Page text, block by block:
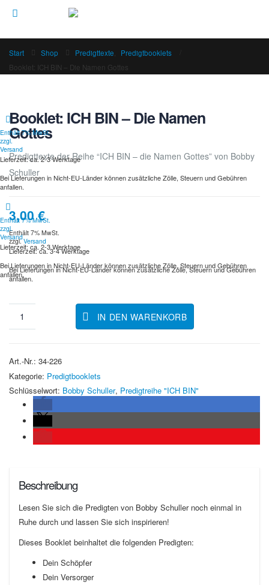
Start Shop Predigttexte
Predigtbooklets
Booklet: ICH BIN – Die Namen Gottes
Booklet: ICH BIN – Die Namen
Gottes
Enthält 7% MwSt.
zzgl.
Versand
Lieferzeit: ca. 2-3 Werktage
Bei Lieferungen in Nicht-EU-Länder können zusätzliche Zölle, Steuern und Gebühren
anfallen.
Enthält 7% MwSt.
zzgl.
Versand
Lieferzeit: ca. 2-3 Werktage
Bei Lieferungen in Nicht-EU-Länder können zusätzliche Zölle, Steuern und Gebühren
anfallen.
Predigttexte der Reihe “ICH BIN – die Namen Gottes” von Bobby
Schuller
3,00€
Enthält 7% MwSt.
zzgl.Versand
Lieferzeit: ca. 3-4 Werktage
Bei Lieferungen in Nicht-EU-Länder können zusätzliche Zölle, Steuern und Gebühren
anfallen.
IN DEN WARENKORB
Art.-Nr.: 34-226
Kategorie: Predigtbooklets
Schlüsselwort: Bobby Schuller, Predigtreihe "ICH BIN"
Beschreibung
Lesen Sie sich die Predigten von Bobby Schuller noch einmal in
Ruhe durch und lassen Sie sich inspirieren!
Dieses Booklet beinhaltet die folgenden Predigten:
Dein Schöpfer
Dein Versorger